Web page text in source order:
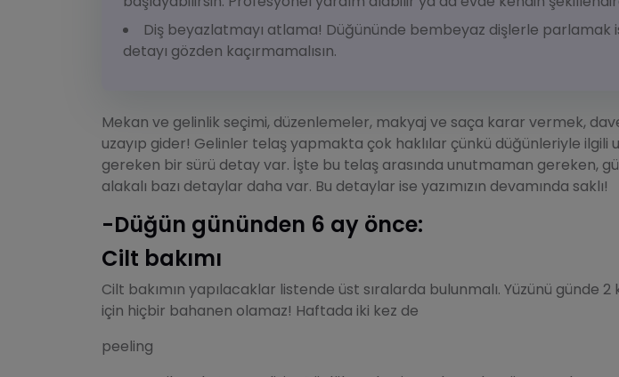
Diş beyazlatmayı atlama! Düğününde bembeyaz dişlerle parlamak
detayı gözden kaçırmamalısın.
Mekan ve gelinlik seçimi, düzenlemeler, makyaj ve saça karar vermek,
uzayıp gider! Gelinler telaş yapmakta çok haklılar çünkü düğünleriyle ilgili
gereken bir sürü detay var. İşte bu telaş arasında unutmaman gereken,
alakalı bazı detaylar daha var. Bu detaylar ise yazımızın devamında saklı!
-Düğün gününden 6 ay önce:
Cilt bakımı
Cilt bakımın yapılacaklar listende üst sıralarda bulunmalı. Yüzünü günde
için hiçbir bahanen olamaz! Haftada iki kez de
peeling